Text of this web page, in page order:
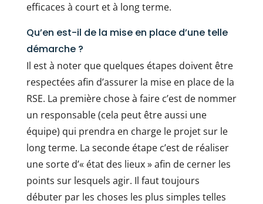
efficaces à court et à long terme.
Qu’en est-il de la mise en place d’une telle
démarche ?
Il est à noter que quelques étapes doivent être
respectées afin d’assurer la mise en place de la
RSE. La première chose à faire c’est de nommer
un responsable (cela peut être aussi une
équipe) qui prendra en charge le projet sur le
long terme. La seconde étape c’est de réaliser
une sorte d’« état des lieux » afin de cerner les
points sur lesquels agir. Il faut toujours
débuter par les choses les plus simples telles